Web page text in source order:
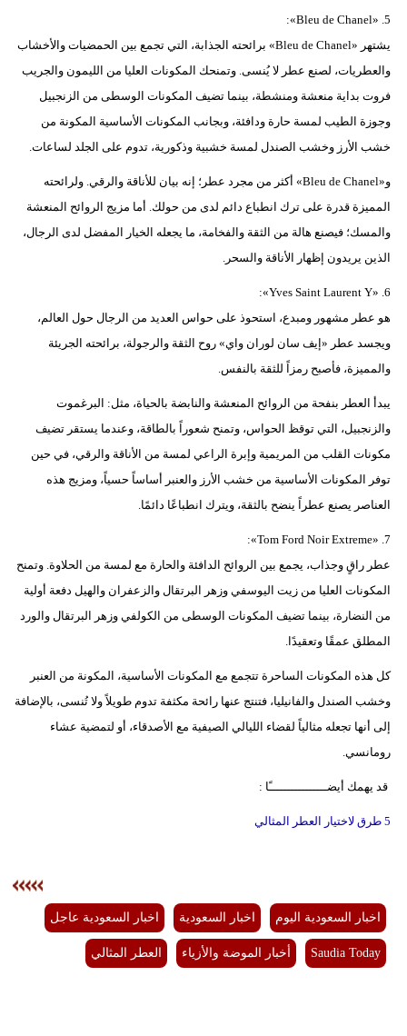
5. «Bleu de Chanel»:
يشتهر «Bleu de Chanel» برائحته الجذابة، التي تجمع بين الحمضيات والأخشاب
والعطريات، لصنع عطر لا يُنسى. وتمنحك المكونات العليا من الليمون والجريب
فروت بداية منعشة ومنشطة، بينما تضيف المكونات الوسطى من الزنجبيل
وجوزة الطيب لمسة حارة ودافئة، وبجانب المكونات الأساسية المكونة من
خشب الأرز وخشب الصندل لمسة خشبية وذكورية، تدوم على الجلد لساعات.
و«Bleu de Chanel» أكثر من مجرد عطر؛ إنه بيان للأناقة والرقي. ولرائحته
المميزة قدرة على ترك انطباع دائم لدى من حولك. أما مزيج الروائح المنعشة
والمسك؛ فيصنع هالة من الثقة والفخامة، ما يجعله الخيار المفضل لدى الرجال،
الذين يريدون إظهار الأناقة والسحر.
6. «Yves Saint Laurent Y»:
هو عطر مشهور ومبدع، استحوذ على حواس العديد من الرجال حول العالم،
ويجسد عطر «إيف سان لوران واي» روح الثقة والرجولة، برائحته الجريئة
والمميزة، فأصبح رمزاً للثقة بالنفس.
يبدأ العطر بنفحة من الروائح المنعشة والنابضة بالحياة، مثل: البرغموت
والزنجبيل، التي توقظ الحواس، وتمنح شعوراً بالطاقة، وعندما يستقر تضيف
مكونات القلب من المريمية وإبرة الراعي لمسة من الأناقة والرقي، في حين
توفر المكونات الأساسية من خشب الأرز والعنبر أساساً حسياً، ومزيج هذه
العناصر يصنع عطراً ينضح بالثقة، ويترك انطباعًا دائمًا.
7. «Tom Ford Noir Extreme»:
عطر راقٍ وجذاب، يجمع بين الروائح الدافئة والحارة مع لمسة من الحلاوة. وتمنح
المكونات العليا من زيت اليوسفي وزهر البرتقال والزعفران والهيل دفعة أولية
من النضارة، بينما تضيف المكونات الوسطى من الكولفي وزهر البرتقال والورد
المطلق عمقًا وتعقيدًا.
كل هذه المكونات الساحرة تتجمع مع المكونات الأساسية، المكونة من العنبر
وخشب الصندل والفانيليا، فتنتج عنها رائحة مكثفة تدوم طويلاً ولا تُنسى، بالإضافة
إلى أنها تجعله مثالياً لقضاء الليالي الصيفية مع الأصدقاء، أو لتمضية عشاء
رومانسي.
قد يهمك أيضــــــــــــــــًا :
5 طرق لاختيار العطر المثالي
اخبار السعودية اليوم اخبار السعودية اخبار السعودية عاجل
Saudia Today أخبار الموضة والأزياء العطر المثالي